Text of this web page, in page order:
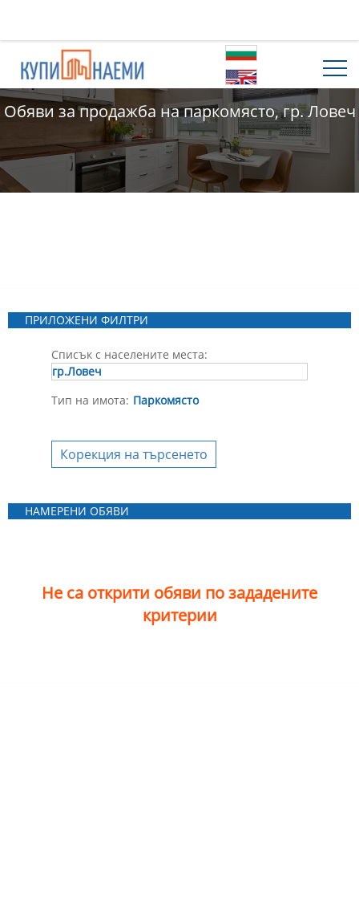
Обяви за продажба на паркомясто, гр. Ловеч
ПРИЛОЖЕНИ ФИЛТРИ
Списък с населените места:
гр.Ловеч
Тип на имота: Паркомясто
Корекция на търсенето
НАМЕРЕНИ ОБЯВИ
Не са открити обяви по зададените
критерии